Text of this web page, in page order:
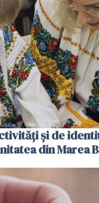
și de
din Marea